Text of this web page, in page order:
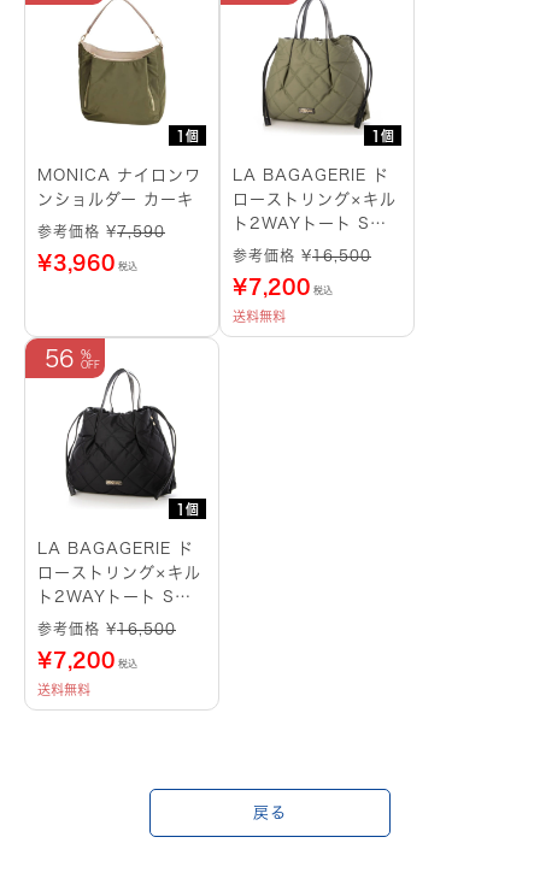
1個
MONICA ナイロンワ
ンショルダー カーキ
参考価格 ¥7,590
¥3,960 税込
1個
LA BAGAGERIE ド
ローストリング×キル
ト2WAYトート Sサ
イズ カーキ
参考価格 ¥16,500
¥7,200 税込
送料無料
1個
56
LA BAGAGERIE ド
ローストリング×キル
ト2WAYトート Sサ
イズ ブラック
参考価格 ¥16,500
¥7,200 税込
送料無料
戻る